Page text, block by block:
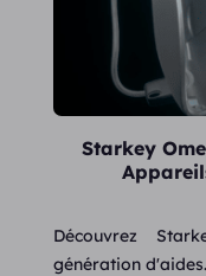
Starkey
Découvrez
génération